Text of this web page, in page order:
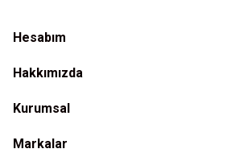
Hesabım
Hakkımızda
Kurumsal
Markalar